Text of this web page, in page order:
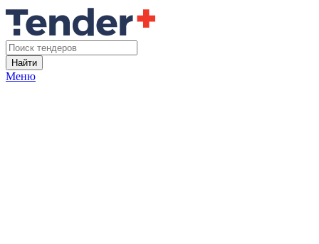
Найти
Меню